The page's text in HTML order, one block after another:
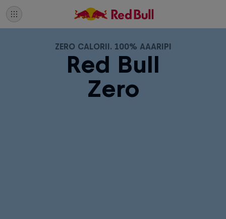
Red Bull
Zero
ZERO CALORII. 100% AAARIPI